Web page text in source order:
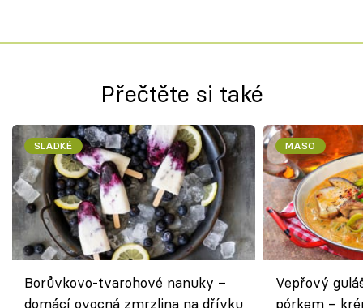
Přečtěte si také
SLADKÉ
Borůvkovo-tvarohové nanuky –
domácí ovocná zmrzlina na dřívku
MASO
Vepřový
pórkem –